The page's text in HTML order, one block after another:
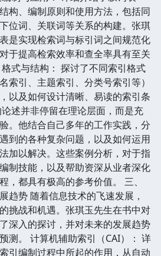
构、编制原则和使用方法，包括同
位词、关联词等关系的构建。张琪
是实现检索词与标引词之间规范化
于提高检索效率和查全率具有至关
式与结构： 探讨了不同索引格式
索引、主题索引、分类号索引等）
以及如何设计清晰、易读的索引条
述并非停留在理论层面，而是充
。他结合自己多年的工作实践，分
到的各种复杂问题，以及如何运用
加以解决。这些案例分析，对于指
制技能，以及帮助资深从业者深化
，都具有极高的参考价值。 三、
趋势 随着信息技术的飞速发展，
挑战和机遇。张琪玉先生在书中对
深入的探讨，并对未来的发展趋势
测。 计算机辅助索引（CAI）： 详
引编制过程中所起的作用，从自动